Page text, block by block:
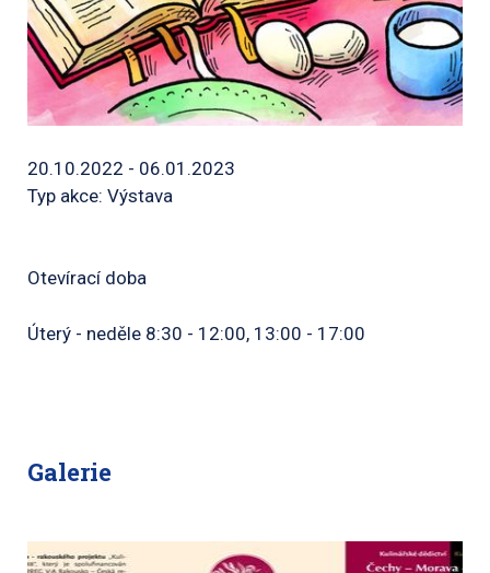
20.10.2022 - 06.01.2023
Typ akce: Výstava
Otevírací doba
Úterý - neděle 8:30 - 12:00, 13:00 - 17:00
Galerie